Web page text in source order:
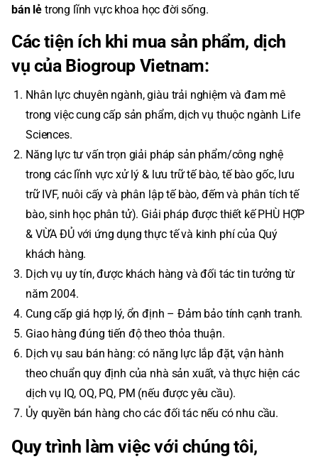
bán lẻ trong lĩnh vực khoa học đời sống.
Các tiện ích khi mua sản phẩm, dịch
vụ của Biogroup Vietnam:
Nhân lực chuyên ngành, giàu trải nghiệm và đam mê
trong việc cung cấp sản phẩm, dịch vụ thuộc ngành Life
Sciences.
Năng lực tư vấn trọn giải pháp sản phẩm/công nghệ
trong các lĩnh vực xử lý & lưu trữ tế bào, tế bào gốc, lưu
trữ IVF, nuôi cấy và phân lập tế bào, đếm và phân tích tế
bào, sinh học phân tử). Giải pháp được thiết kế PHÙ HỢP
& VỪA ĐỦ với ứng dụng thực tế và kinh phí của Quý
khách hàng.
Dịch vụ uy tín, được khách hàng và đối tác tin tưởng từ
năm 2004.
Cung cấp giá hợp lý, ổn định – Đảm bảo tính cạnh tranh.
Giao hàng đúng tiến độ theo thỏa thuận.
Dịch vụ sau bán hàng: có năng lực lắp đặt, vận hành
theo chuẩn quy định của nhà sản xuất, và thực hiện các
dịch vụ IQ, OQ, PQ, PM (nếu được yêu cầu).
Ủy quyền bán hàng cho các đối tác nếu có nhu cầu.
Quy trình làm việc với chúng tôi,